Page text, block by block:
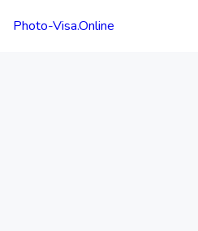
Photo-Visa.Online